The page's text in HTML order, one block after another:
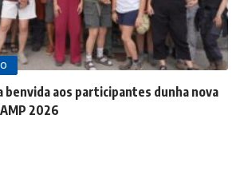
benvida aos participantes dunha nova
2026